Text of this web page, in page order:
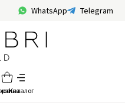
WhatsApp Telegram